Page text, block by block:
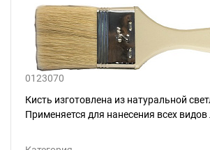
0123070
Кисть изготовлена из натуральной
Применяется для нанесения всех